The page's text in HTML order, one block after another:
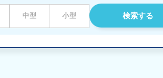
中型 小型